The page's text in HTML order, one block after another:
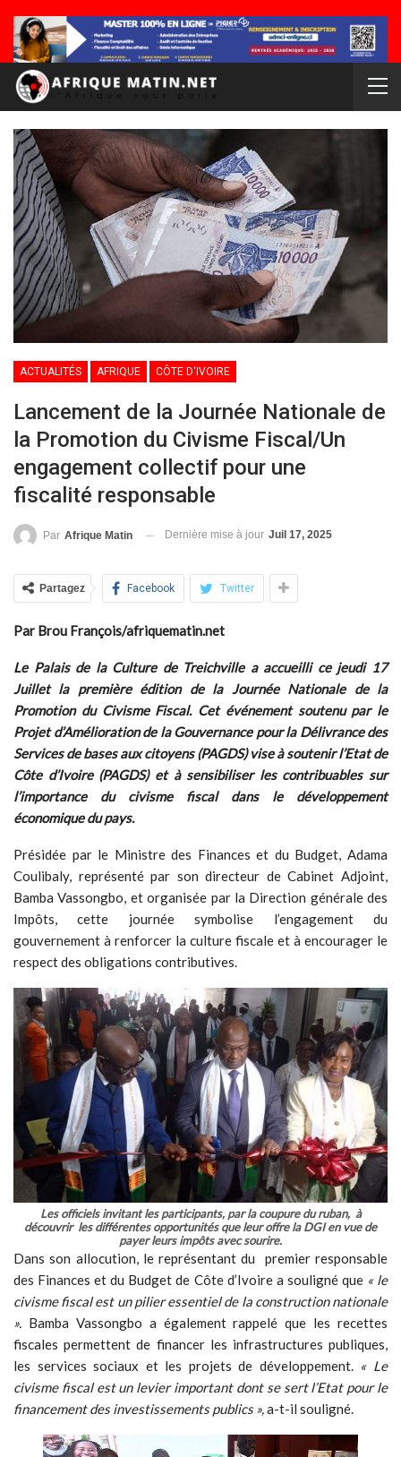
ACTUALITÉS AFRIQUE CÔTE D'IVOIRE
Lancement de la Journée Nationale de
la Promotion du Civisme Fiscal/Un
engagement collectif pour une
fiscalité responsable
Par Afrique Matin Dernière mise à jour Juil 17, 2025
Partagez Facebook Twitter
Par Brou François/afriquematin.net
Le Palais de la Culture de Treichville a accueilli ce jeudi 17
Juillet la première édition de la Journée Nationale de la
Promotion du Civisme Fiscal. Cet événement soutenu par le
Projet d’Amélioration de la Gouvernance pour la Délivrance des
Services de bases aux citoyens (PAGDS) vise à soutenir l’Etat de
Côte d’Ivoire (PAGDS) et à sensibiliser les contribuables sur
l’importance du civisme fiscal dans le développement
économique du pays.
Présidée par le Ministre des Finances et du Budget, Adama
Coulibaly, représenté par son directeur de Cabinet Adjoint,
Bamba Vassongbo, et organisée par la Direction générale des
Impôts, cette journée symbolise l’engagement du
gouvernement à renforcer la culture fiscale et à encourager le
respect des obligations contributives.
Les officiels invitant les participants, par la coupure du ruban, à
découvrir les différentes opportunités que leur offre la DGI en vue de
payer leurs impôts avec sourire.
Dans son allocution, le représentant du premier responsable
des Finances et du Budget de Côte d’Ivoire a souligné que « le
civisme fiscal est un pilier essentiel de la construction nationale
». Bamba Vassongbo a également rappelé que les recettes
fiscales permettent de financer les infrastructures publiques,
les services sociaux et les projets de développement. « Le
civisme fiscal est un levier important dont se sert l’Etat pour le
financement des investissements publics »,a-t-il souligné.